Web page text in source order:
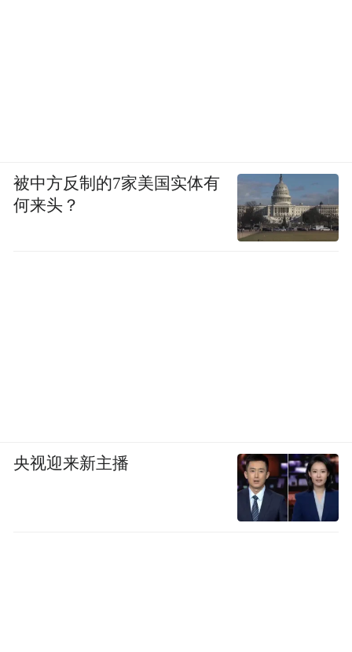
被中方反制的7家美国实体有
何来头？
央视迎来新主播